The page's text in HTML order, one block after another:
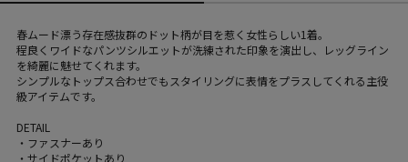
春ムード漂う存在感抜群のドット柄が目を惹く女性らしい1着。
程良くワイドなパンツシルエットが洗練された印象を演出し、レッグライン
を綺麗に魅せてくれます。
シンプルなトップス合わせでもスタイリングに表情をプラスしてくれる主役
級アイテムです。
DETAIL
・ファスナーあり
・サイドポケットあり